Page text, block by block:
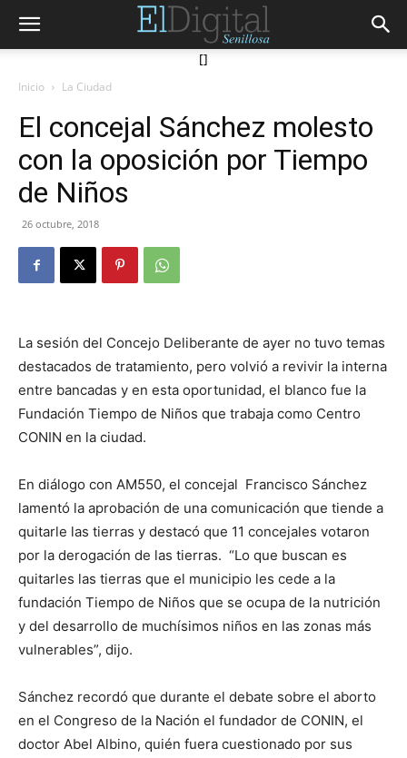
[]
Inicio La Ciudad
El concejal Sánchez molesto
con la oposición por Tiempo
de Niños
26 octubre, 2018
La sesión del Concejo Deliberante de ayer no tuvo temas
destacados de tratamiento, pero volvió a revivir la interna
entre bancadas y en esta oportunidad, el blanco fue la
Fundación Tiempo de Niños que trabaja como Centro
CONIN en la ciudad.
En diálogo con AM550, el concejal Francisco Sánchez
lamentó la aprobación de una comunicación que tiende a
quitarle las tierras y destacó que 11 concejales votaron
por la derogación de las tierras. “Lo que buscan es
quitarles las tierras que el municipio les cede a la
fundación Tiempo de Niños que se ocupa de la nutrición
y del desarrollo de muchísimos niños en las zonas más
vulnerables”, dijo.
Sánchez recordó que durante el debate sobre el aborto
en el Congreso de la Nación el fundador de CONIN, el
doctor Abel Albino, quién fuera cuestionado por sus